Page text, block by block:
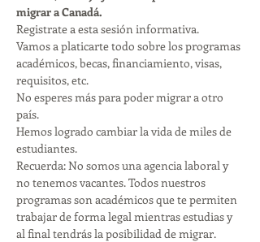
migrar a Canadá.
Registrate a esta sesión informativa.
Vamos a platicarte todo sobre los programas
académicos, becas, financiamiento, visas,
requisitos, etc.
No esperes más para poder migrar a otro
país.
Hemos logrado cambiar la vida de miles de
estudiantes.
Recuerda: No somos una agencia laboral y
no tenemos vacantes. Todos nuestros
programas son académicos que te permiten
trabajar de forma legal mientras estudias y
al final tendrás la posibilidad de migrar.